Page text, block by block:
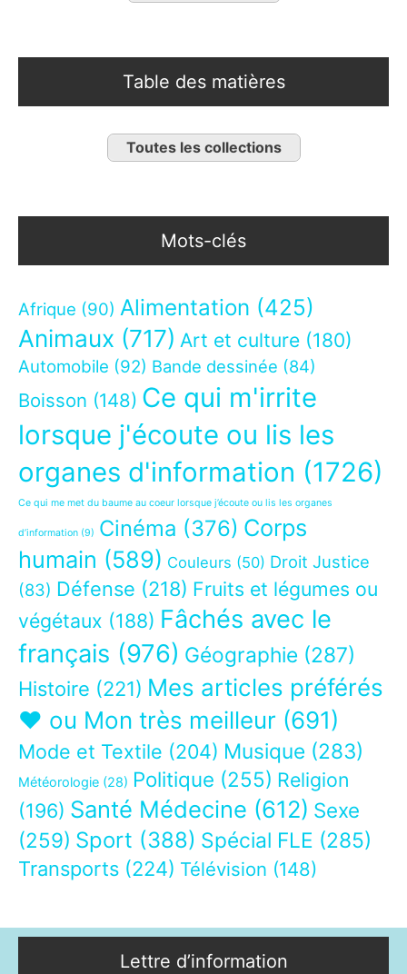
Table des matières
Toutes les collections
Mots-clés
Afrique (90) Alimentation (425)
Animaux (717) Art et culture (180)
Automobile (92) Bande dessinée (84)
Boisson (148) Ce qui m'irrite
lorsque j'écoute ou lis les
organes d'information (1726)
Ce qui me met du baume au coeur lorsque j’écoute ou lis les organes
d’information (9) Cinéma (376) Corps
humain (589) Couleurs (50) Droit Justice
(83) Défense (218) Fruits et légumes ou
végétaux (188) Fâchés avec le
français (976) Géographie (287)
Histoire (221) Mes articles préférés
❤ ou Mon très meilleur (691)
Mode et Textile (204) Musique (283)
Météorologie (28) Politique (255) Religion
(196) Santé Médecine (612) Sexe
(259) Sport (388) Spécial FLE (285)
Transports (224) Télévision (148)
Lettre d’information